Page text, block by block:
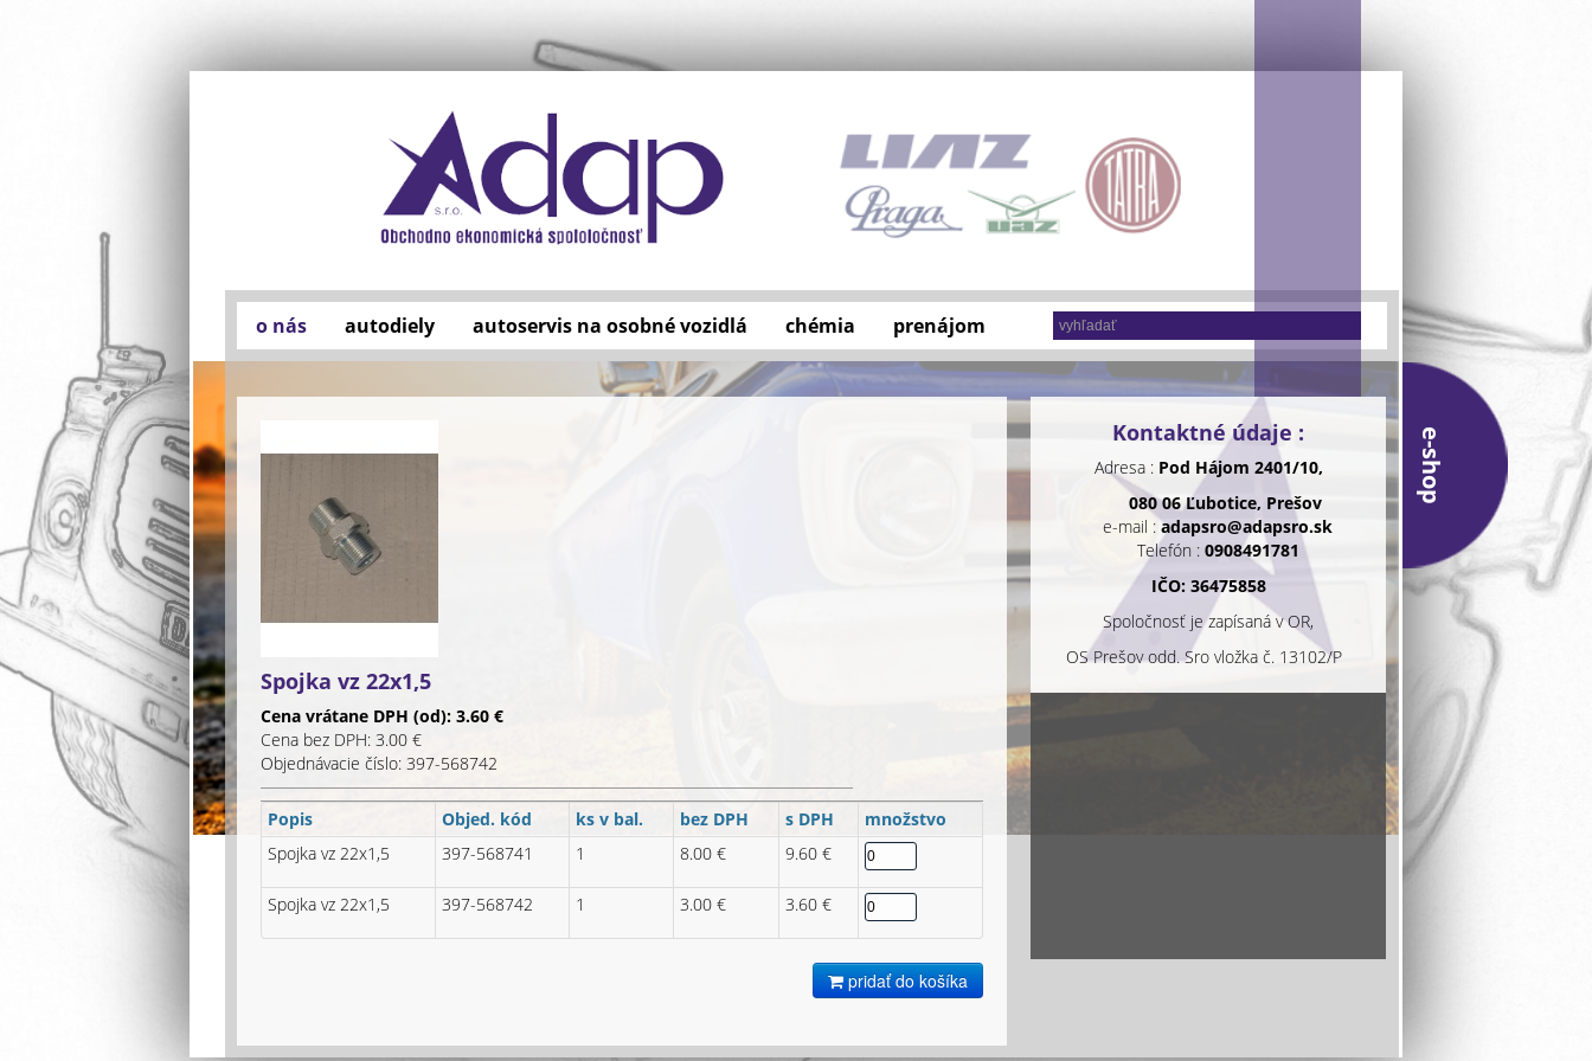
o nás autodiely autoservis na osobné vozidlá chémia prenájom
Spojka vz 22x1,5
Cena vrátane DPH (od): 3.60 €
Cena bez DPH: 3.00 €
Objednávacie číslo: 397-568742
Popis Objed. kód ks v bal. bez DPH s DPH
množstvo
Spojka vz 22x1,5
397-568741 1 8.00 € 9.60 €
Spojka vz 22x1,5 397-568742 1 3.00 € 3.60 €
pridať do košíka
Kontaktné údaje :
Adresa : Pod Hájom 2401/10,
080 06 Ľubotice, Prešov
e-mail :adapsro@adapsro.sk
Telefón : 0908491781
IČO: 36475858
Spoločnosť je zapísaná v OR,
OS Prešov odd. Sro vložka č. 13102/P
e-shop